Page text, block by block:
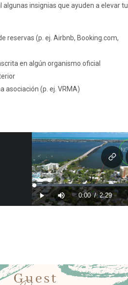
insignias que ayuden a elevar tu
reservas (p. ej. Airbnb, Booking.com,
en algún organismo oficial
asociación (p. ej. VRMA)